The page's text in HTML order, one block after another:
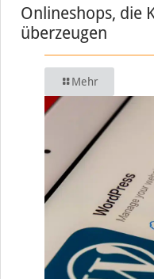
Onlineshops, die
überzeugen
Mehr